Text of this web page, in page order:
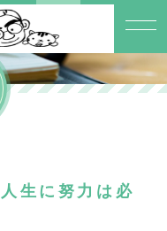
生に努力は必